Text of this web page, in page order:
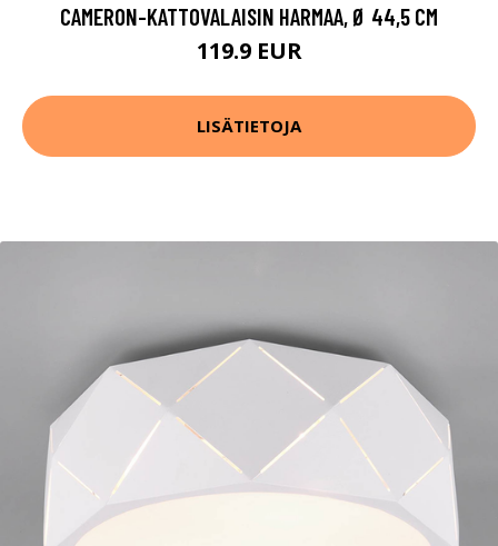
CAMERON-KATTOVALAISIN HARMAA, Ø 44,5 CM
119.9 EUR
LISÄTIETOJA